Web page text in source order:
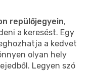
repülőjegyein,
a keresést. Egy
a kedvet
olyan hely
Legyen szó